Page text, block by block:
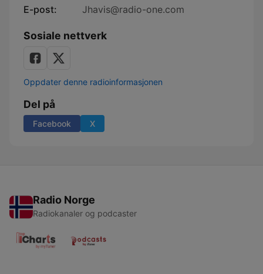
E-post:
Jhavis@radio-one.com
Sosiale nettverk
Oppdater denne radioinformasjonen
Del på
Facebook X
Radio Norge
Radiokanaler og podcaster